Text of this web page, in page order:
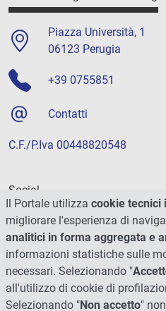
Piazza Università, 1
06123 Perugia
+39 0755851
Contatti
C.F./P.Iva 00448820548
Social
Il Portale utilizza cookie tecnici
migliorare l'esperienza di
analitici in forma aggregata e
informazioni statistiche sulle
necessari. Selezionando "
all'utilizzo di cookie di
Selezionando "Non accetto"